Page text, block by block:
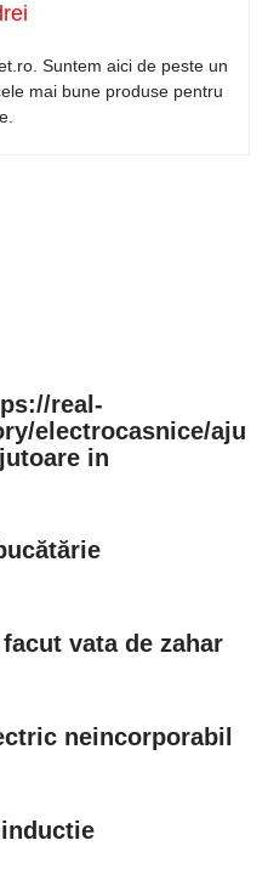
Suntem aici de peste un
mai bune produse pentru
real-
electrocasnice/aju
in
vata de zahar
neincorporabil